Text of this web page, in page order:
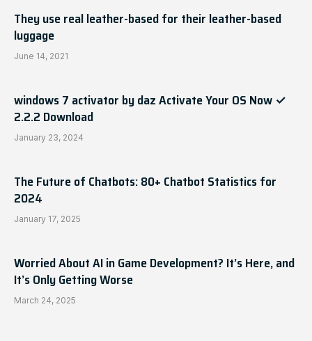
They use real leather-based for their leather-based
luggage
June 14, 2021
windows 7 activator by daz Activate Your OS Now ✓
2.2.2 Download
January 23, 2024
The Future of Chatbots: 80+ Chatbot Statistics for
2024
January 17, 2025
Worried About AI in Game Development? It’s Here, and
It’s Only Getting Worse
March 24, 2025